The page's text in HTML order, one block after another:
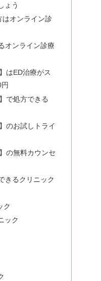
ょう
はオンライン診
オンライン診療
はED治療がス
で処方できる
のお試しトライ
の無料カウンセ
きるクリニック
ク
ック